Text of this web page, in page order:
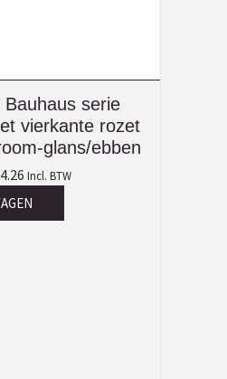
Bauhaus serie
vierkante rozet
glans/ebben
Incl. BTW